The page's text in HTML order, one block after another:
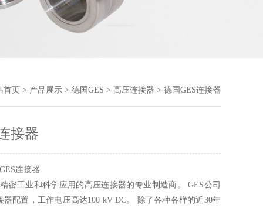
首页 > 产品展示 > 德国GES > 高压连接器 > 德国GES连接器
接器
连接器
密工业和科学应用的高压连接器的专业制造商。 GES公司
器配置，工作电压高达100 kV DC。 除了各种各样的近30年